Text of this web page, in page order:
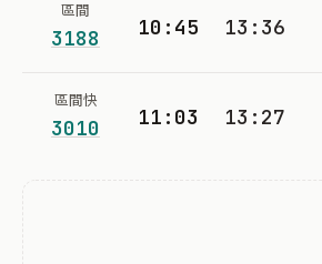
區間
3188 10:45 13:36
區間快
3010 11:03 13:27